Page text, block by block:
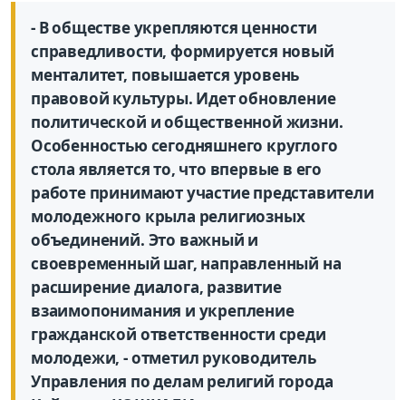
- В обществе укрепляются ценности
справедливости, формируется новый
менталитет, повышается уровень
правовой культуры. Идет обновление
политической и общественной жизни.
Особенностью сегодняшнего круглого
стола является то, что впервые в его
работе принимают участие представители
молодежного крыла религиозных
объединений. Это важный и
своевременный шаг, направленный на
расширение диалога, развитие
взаимопонимания и укрепление
гражданской ответственности среди
молодежи, - отметил руководитель
Управления по делам религий города